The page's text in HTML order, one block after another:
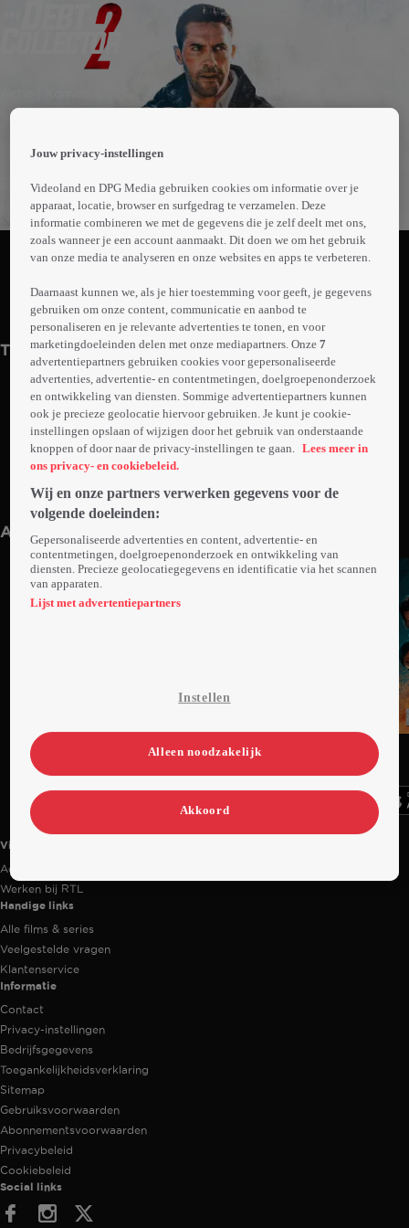
1uur33min
Twee schuldeisers komen in een gevaarlijke situatie
terecht wanneer ze bij een casino-eigenaar uit Las Vegas
een schuld moeten inlossen.
Abonneren op Videoland
info
Trailers
Trailer: The Debt Collector 2
Anderen kijken ook
naar
programma
Videoland useful links.
Videoland
Actiecode
Werken bij RTL
Handige links
Alle films & series
Veelgestelde vragen
Klantenservice
Informatie
Contact
Privacy-instellingen
Bedrijfsgegevens
Toegankelijkheidsverklaring
Sitemap
Gebruiksvoorwaarden
Abonnementsvoorwaarden
Privacybeleid
Cookiebeleid
Social links
FacebookInstagram
Jouw privacy-instellingen
Videoland en DPG Media gebruiken cookies om informatie over je
apparaat, locatie, browser en surfgedrag te verzamelen. Deze
informatie combineren we met de gegevens die je zelf deelt met ons,
zoals wanneer je een account aanmaakt. Dit doen we om het gebruik
van onze media te analyseren en onze websites en apps te verbeteren.
Daarnaast kunnen we, als je hier toestemming voor geeft, je gegevens
gebruiken om onze content, communicatie en aanbod te
personaliseren en je relevante advertenties te tonen, en voor
marketingdoeleinden delen met onze mediapartners. Onze7
advertentiepartners gebruiken cookies voor gepersonaliseerde
advertenties, advertentie- en contentmetingen, doelgroepenonderzoek
en ontwikkeling van diensten. Sommige advertentiepartners kunnen
ook je precieze geolocatie hiervoor gebruiken. Je kunt je cookie-
instellingen opslaan of wijzigen door het gebruik van onderstaande
knoppen of door naar de privacy-instellingen te gaan.
Lees meer in
ons privacy- en cookiebeleid.
Wij en onze partners verwerken gegevens voor de
volgende doeleinden:
Gepersonaliseerde advertenties en content, advertentie- en
contentmetingen, doelgroepenonderzoek en ontwikkeling van
diensten. Precieze geolocatiegegevens en identificatie via het scannen
van apparaten.
Lijst met advertentiepartners
Instellen
Alleen noodzakelijk
Akkoord